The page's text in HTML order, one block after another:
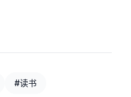
#读书